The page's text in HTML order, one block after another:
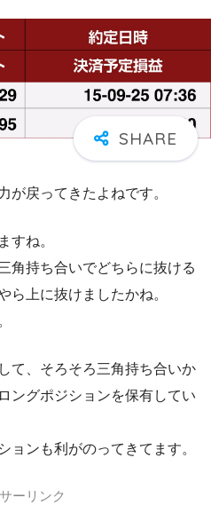
が戻ってきたよねです。
すね。
角持ち合いでどちらに抜ける
ら上に抜けましたかね。
て、そろそろ三角持ち合いか
ングポジションを保有してい
ョンも利がのってきてます。
ーリンク